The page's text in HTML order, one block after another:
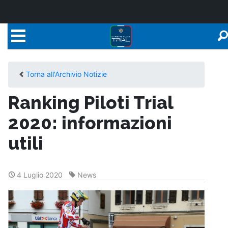
Torna all'Archivio Notizie
Ranking Piloti Trial
2020: informazioni
utili
4 Luglio 2020 News